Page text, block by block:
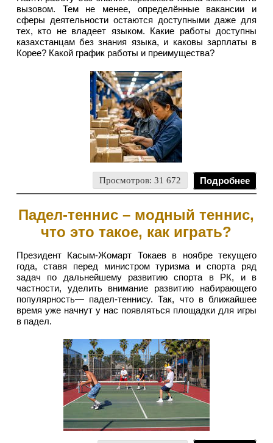
вызовом. Тем не менее, определённые вакансии и
сферы деятельности остаются доступными даже для
тех, кто не владеет языком. Какие работы доступны
казахстанцам без знания языка, и каковы зарплаты в
Корее? Какой график работы и преимущества?
Просмотров: 31 672 Подробнее
Падел-теннис – модный теннис,
что это такое, как играть?
Президент Касым-Жомарт Токаев в ноябре текущего
года, ставя перед министром туризма и спорта ряд
задач по дальнейшему развитию спорта в РК, и в
частности, уделить внимание развитию набирающего
популярность— падел-теннису. Так, что в ближайшее
время уже начнут у нас появляться площадки для игры
в падел.